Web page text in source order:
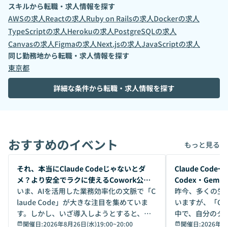
スキルから転職・求人情報を探す
AWSの求人Reactの求人Ruby on Railsの求人Dockerの求人
TypeScriptの求人Herokuの求人PostgreSQLの求人
Canvasの求人Figmaの求人Next.jsの求人JavaScriptの求人
同じ勤務地から転職・求人情報を探す
東京都
詳細な条件から転職・求人情報を探す
おすすめのイベント もっと見る
開催前
それ、本当にClaude Codeじゃないとダ
メ？より安全でラクに使えるCowork公開
デモ
いま、AIを活用した業務効率化の文脈で「C
laude Code」が大きな注目を集めていま
す。しかし、いざ導入しようとすると、セ
キュリティ面の懸念や権限管理のハードル
開催日:2026年8月26日(水)19:00~20:00
開催前
Claude Code一
Codex・
昨今、多くの生
いますが、「
中で、自分のタ
いいのか」を自
開催日:2026年8